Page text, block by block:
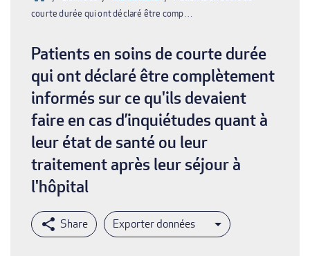
d'Ariane
courte durée qui ont déclaré être comp…
Patients en soins de courte durée
qui ont déclaré être complètement
informés sur ce qu'ils devaient
faire en cas d’inquiétudes quant à
leur état de santé ou leur
traitement après leur séjour à
l'hôpital
Exporter données